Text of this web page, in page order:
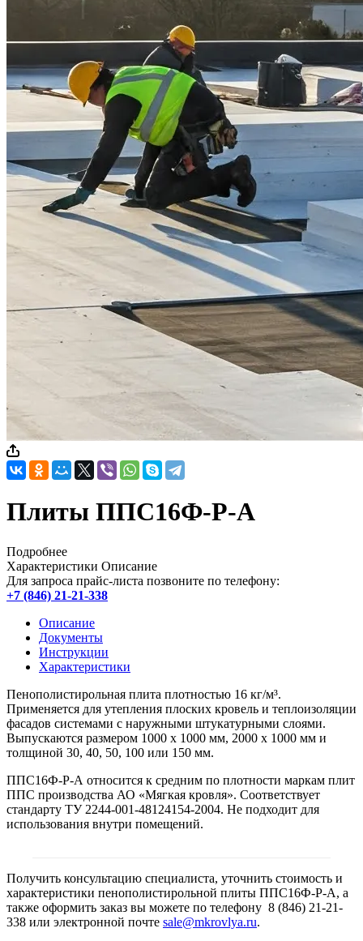
Плиты ППС16Ф-Р-А
Подробнее
Характеристики Описание
Для запроса прайс-листа позвоните по телефону:
+7 (846) 21-21-338
Описание
Документы
Инструкции
Характеристики
Пенополистирольная плита плотностью 16 кг/м³.
Применяется для утепления плоских кровель и теплоизоляции
фасадов системами с наружными штукатурными слоями.
Выпускаются размером 1000 х 1000 мм, 2000 х 1000 мм и
толщиной 30, 40, 50, 100 или 150 мм.
ППС16Ф-Р-А относится к средним по плотности маркам плит
ППС производства АО «Мягкая кровля». Соответствует
стандарту ТУ 2244-001-48124154-2004. Не подходит для
использования внутри помещений.
Получить консультацию специалиста, уточнить стоимость и
характеристики пенополистирольной плиты ППС16Ф-Р-А, а
также оформить заказ вы можете по телефону 8 (846) 21-21-
338 или электронной почте sale@mkrovlya.ru.